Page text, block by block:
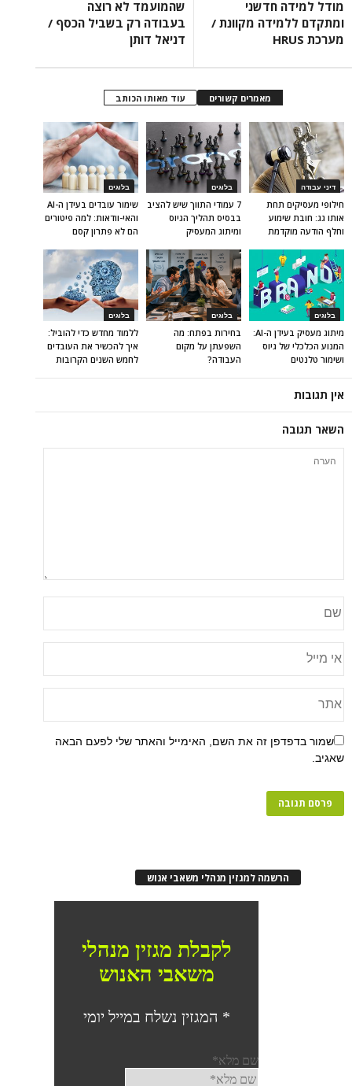
מודל למידה חדשני
ומתקדם ללמידה מקוונת /
מערכת HRUS
שהמועמד לא רוצה
בעבודה רק בשביל הכסף /
דניאל דותן
מאמרים קשורים עוד מאותו הכותב
בלוגים
שימור עובדים בעידן ה-AI
והאי-וודאות: למה פיטורים
הם לא פתרון קסם
בלוגים
7 עמודי התווך שיש להציב
בבסיס תהליך הגיוס
ומיתוג המעסיק
דיני עבודה
חילופי מעסיקים תחת
אותו גג: חובת שימוע
וחלף הודעה מוקדמת
בלוגים
ללמוד מחדש כדי להוביל:
איך להכשיר את העובדים
לחמש השנים הקרובות
בלוגים
בחירות בפתח: מה
השפעתן על מקום
העבודה?
בלוגים
מיתוג מעסיק בעידן ה-AI:
המנוע הכלכלי של גיוס
ושימור טלנטים
אין תגובות
השאר תגובה
שמור בדפדפן זה את השם, האימייל והאתר שלי לפעם הבאה
שאגיב.
הרשמה למגזין מנהלי משאבי אנוש